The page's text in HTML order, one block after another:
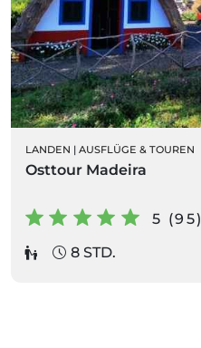
LANDEN | AUSFLÜGE & TOUREN
Osttour Madeira
5 (95)
8 STD.